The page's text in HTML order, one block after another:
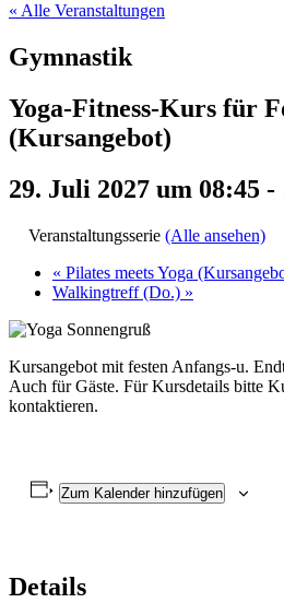
« Alle Veranstaltungen
Gymnastik
Yoga-Fitness-Kurs für
(Kursangebot)
29. Juli 2027 um 08:45 -
Veranstaltungsserie (Alle ansehen)
« Pilates meets Yoga
Walkingtreff (Do.) »
Kursangebot mit festen Anfangs-u.
Auch für Gäste. Für Kursdetails bitte
kontaktieren.
Zum Kalender hinzufügen
Details